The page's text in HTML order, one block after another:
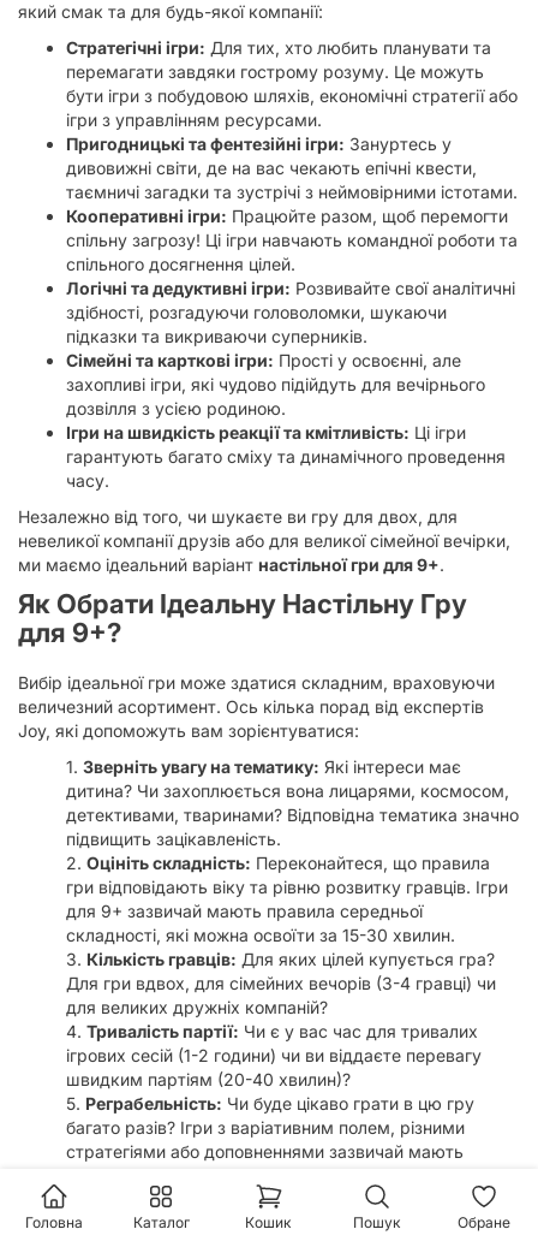
який смак та для будь-якої компанії:
Стратегічні ігри: Для тих, хто любить планувати та
перемагати завдяки гострому розуму. Це можуть
бути ігри з побудовою шляхів, економічні стратегії або
ігри з управлінням ресурсами.
Пригодницькі та фентезійні ігри: Зануртесь у
дивовижні світи, де на вас чекають епічні квести,
таємничі загадки та зустрічі з неймовірними істотами.
Кооперативні ігри: Працюйте разом, щоб перемогти
спільну загрозу! Ці ігри навчають командної роботи та
спільного досягнення цілей.
Логічні та дедуктивні ігри: Розвивайте свої аналітичні
здібності, розгадуючи головоломки, шукаючи
підказки та викриваючи суперників.
Сімейні та карткові ігри: Прості у освоєнні, але
захопливі ігри, які чудово підійдуть для вечірнього
дозвілля з усією родиною.
Ігри на швидкість реакції та кмітливість: Ці ігри
гарантують багато сміху та динамічного проведення
часу.
Незалежно від того, чи шукаєте ви гру для двох, для
невеликої компанії друзів або для великої сімейної вечірки,
ми маємо ідеальний варіант настільної гри для 9+.
Як Обрати Ідеальну Настільну Гру
для 9+?
Вибір ідеальної гри може здатися складним, враховуючи
величезний асортимент. Ось кілька порад від експертів
Joy, які допоможуть вам зорієнтуватися:
Зверніть увагу на тематику: Які інтереси має
дитина? Чи захоплюється вона лицарями, космосом,
детективами, тваринами? Відповідна тематика значно
підвищить зацікавленість.
Оцініть складність: Переконайтеся, що правила
гри відповідають віку та рівню розвитку гравців. Ігри
для 9+ зазвичай мають правила середньої
складності, які можна освоїти за 15-30 хвилин.
Кількість гравців: Для яких цілей купується гра?
Для гри вдвох, для сімейних вечорів (3-4 гравці) чи
для великих дружніх компаній?
Тривалість партії: Чи є у вас час для тривалих
ігрових сесій (1-2 години) чи ви віддаєте перевагу
швидким партіям (20-40 хвилин)?
Реграбельність: Чи буде цікаво грати в цю гру
багато разів? Ігри з варіативним полем, різними
стратегіями або доповненнями зазвичай мають
Відгуки та рейтинги:Ознайомтеся з думками
інших покупців та експертними оглядами. На сайті Joy
Головна Каталог Кошик Пошук Обране